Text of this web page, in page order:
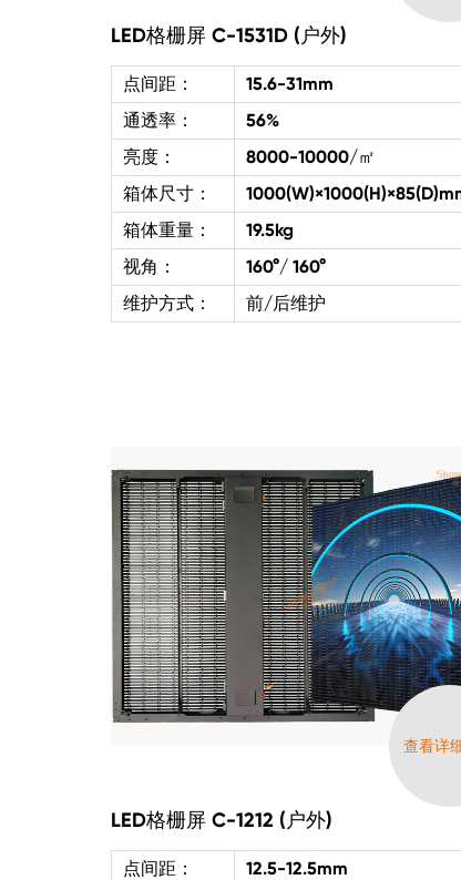
LED格栅屏 C-1531D (户外)
点间距：
15.6-31mm
通透率：
56%
亮度：
8000-10000/㎡
箱体尺寸：
箱体重量：
19.5kg
视角：
160°/ 160°
维护方式：
前/后维护
查看详
LED格栅屏 C-1212 (户外)
点间距：
12.5-12.5mm